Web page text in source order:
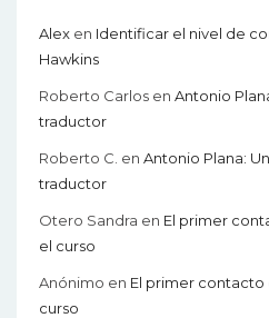
Alex en Identificar el nivel de
Hawkins
Roberto Carlos en Antonio
traductor
Roberto C. en Antonio Plana:
traductor
Otero Sandra en El primer
el curso
Anónimo en El primer contacto
curso